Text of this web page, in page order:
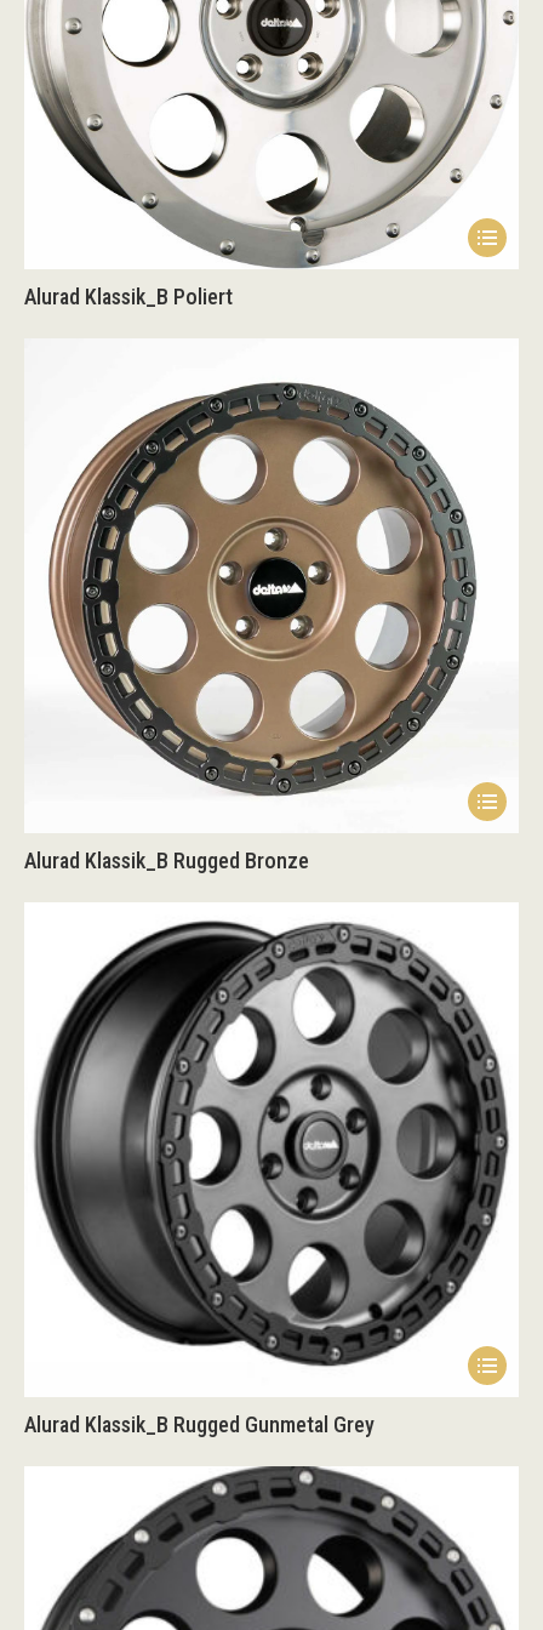
der
werden
Alurad Klassik_B Poliert
Dieses
Die
können
auf
der
werden
Alurad Klassik_B Rugged Bronze
Dieses
Die
Alurad Klassik_B Rugged Gunmetal Grey